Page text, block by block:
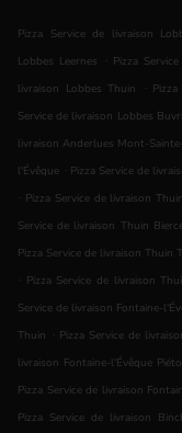
Pizza Service de livraison
Lobbes Leernes
. Pizza
livraison Lobbes Thuin
.
Service de livraison Lobbes
livraison Anderlues Mont-
l'Évêque . Pizza Service de
. Pizza Service de livraison
Service de livraison Thuin
Pizza Service de livraison Thuin
. Pizza Service de livraison
Service de livraison Fontaine-
Thuin . Pizza Service de
livraison Fontaine-l'Évêque
Pizza Service de livraison
Pizza Service de livraison